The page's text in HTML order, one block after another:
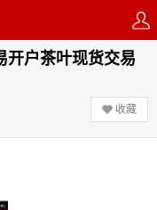
开户茶叶现货交易
收藏